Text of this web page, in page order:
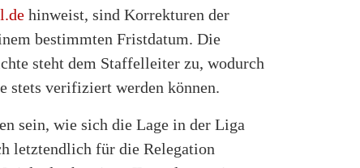
hinweist, sind Korrekturen der
bestimmten Fristdatum. Die
steht dem Staffelleiter zu, wodurch
stets verifiziert werden können.
sein, wie sich die Lage in der Liga
letztendlich für die Relegation